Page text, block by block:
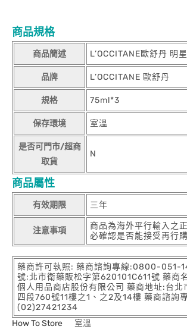
商品規格
商品簡述 L’OCCITANE歐舒丹 明
品牌 L’OCCITANE 歐舒丹
規格 75ml*3
保存環境 室溫
是否可門市/超商
取貨
N
商品屬性
有效期限 三年
注意事項
商品為海外平行輸入之
必確認是否能接受再行
藥商許可執照: 藥商諮詢專線:0800-051-
號:北市衛藥販松字第620101C611號 藥商
個人用品商店股份有限公司 藥商地址:台北
四段760號11樓之1、之2及14樓 藥商諮詢
(02)27421234
How To Store
室溫